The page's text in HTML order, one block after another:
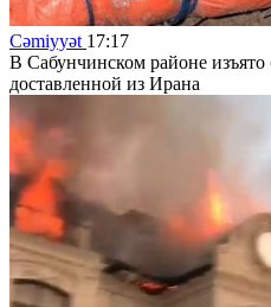
Cəmiyyət 17:17
В Сабунчинском районе изъято
доставленной из Ирана